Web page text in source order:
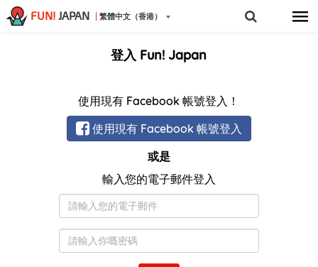
FUN! JAPAN 繁體中文（香港）
登入 Fun! Japan
使用現有 Facebook 帳號登入！
使用現有 Facebook 帳號登入
或是
輸入您的電子郵件登入
子
郵
碼